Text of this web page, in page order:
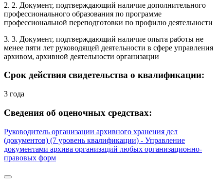
2. 2. Документ, подтверждающий наличие дополнительного
профессионального образования по программе
профессиональной переподготовки по профилю деятельности
3. 3. Документ, подтверждающий наличие опыта работы не
менее пяти лет руководящей деятельности в сфере управления
архивом, архивной деятельности организации
Срок действия свидетельства о квалификации:
3 года
Сведения об оценочных средствах:
Руководитель организации архивного хранения дел
(документов) (7 уровень квалификации) - Управление
документами архива организаций любых организационно-
правовых форм